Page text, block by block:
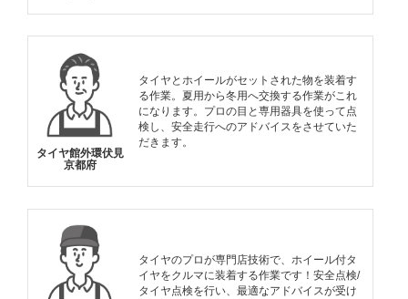
タイヤ館外環伏見
京都府
タイヤとホイールがセットされた物を装着す
る作業。夏用から冬用へ交換する作業がこれ
になります。プロの目と専用器具を使って点
検し、安全走行へのアドバイスをさせていた
だきます。
タイヤのプロが専門店技術で、ホイール付タ
イヤをクルマに装着する作業です！安全点検/
タイヤ点検を行い、最適なアドバイスが受け